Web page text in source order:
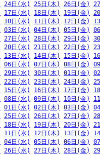
24日(水) 25日(木) 26日(金)
17日(水) 18日(木) 19日(金)
10日(水) 11日(木) 12日(金)
03日(水) 04日(木) 05日(金)
27日(水) 28日(木) 29日(金)
20日(水) 21日(木) 22日(金)
13日(水) 14日(木) 15日(金)
06日(水) 07日(木) 08日(金)
29日(水) 30日(木) 01日(金)
22日(水) 23日(木) 24日(金)
15日(水) 16日(木) 17日(金)
08日(水) 09日(木) 10日(金)
01日(水) 02日(木) 03日(金)
25日(水) 26日(木) 27日(金)
18日(水) 19日(木) 20日(金)
11日(水) 12日(木) 13日(金)
04日(水) 05日(木) 06日(金)
26日(水) 27日(木) 28日(金)